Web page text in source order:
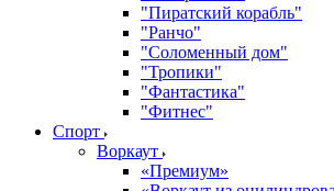
"Пиратский корабль"
"Ранчо"
"Соломенный дом"
"Тропики"
"Фантастика"
"Фитнес"
Спорт
Воркаут
«Премиум»